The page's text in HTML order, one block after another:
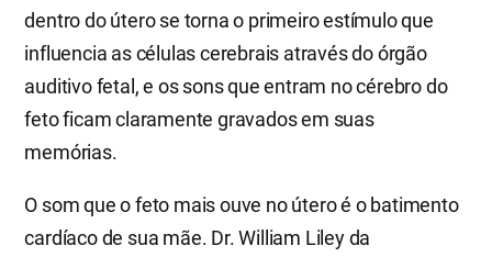
dentro do útero se torna o primeiro estímulo que
influencia as células cerebrais através do órgão
auditivo fetal, e os sons que entram no cérebro do
feto ficam claramente gravados em suas
memórias.
O som que o feto mais ouve no útero é o batimento
cardíaco de sua mãe. Dr. William Liley da